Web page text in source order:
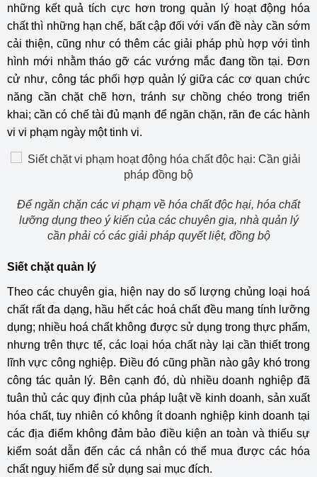
những kết quả tích cực hơn trong quản lý hoạt động hóa
chất thì những hạn chế, bất cập đối với vấn đề này cần sớm
cải thiện, cũng như có thêm các giải pháp phù hợp với tình
hình mới nhằm tháo gỡ các vướng mắc đang tồn tại. Đơn
cử như, công tác phối hợp quản lý giữa các cơ quan chức
năng cần chặt chẽ hơn, tránh sự chồng chéo trong triển
khai; cần có chế tài đủ mạnh để ngăn chặn, răn đe các hành
vi vi phạm ngày một tinh vi.
Để ngăn chặn các vi phạm về hóa chất độc hại, hóa chất
lưỡng dụng theo ý kiến của các chuyên gia, nhà quản lý
cần phải có các giải pháp quyết liệt, đồng bộ
Siết chặt quản lý
Theo các chuyên gia, hiện nay do số lượng chủng loại hoá
chất rất đa dạng, hầu hết các hoá chất đều mang tính lưỡng
dụng; nhiều hoá chất không được sử dụng trong thực phẩm,
nhưng trên thực tế, các loại hóa chất này lại cần thiết trong
lĩnh vực công nghiệp. Điều đó cũng phần nào gây khó trong
công tác quản lý. Bên cạnh đó, dù nhiều doanh nghiệp đã
tuân thủ các quy định của pháp luật về kinh doanh, sản xuất
hóa chất, tuy nhiên có không ít doanh nghiệp kinh doanh tại
các địa điểm không đảm bảo điều kiện an toàn và thiếu sự
kiểm soát dẫn đến các cá nhân có thể mua được các hóa
chất nguy hiểm để sử dụng sai mục đích.